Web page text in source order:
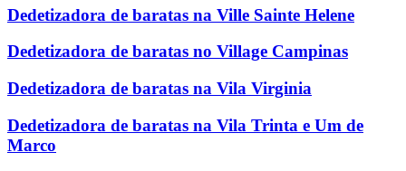
Dedetizadora de baratas na Ville Sainte Helene
Dedetizadora de baratas no Village Campinas
Dedetizadora de baratas na Vila Virginia
Dedetizadora de baratas na Vila Trinta e Um de
Marco